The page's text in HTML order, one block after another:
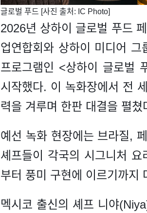
​글로벌 푸드 [사진 출처: IC Photo]
2026년 상하이 글로벌 푸드
업연합회와 상하이 미디어
프로그램인 <상하이 글로벌
시작했다. 이 녹화장에서 전
력을 겨루며 한판 대결을 펼쳤
예선 녹화 현장에는 브라질,
셰프들이 각국의 시그니처
부터 풍미 구현에 이르기까지
멕시코 출신의 셰프 니야